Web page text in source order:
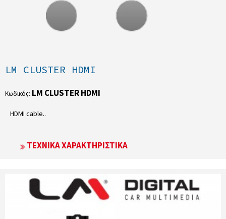
LM CLUSTER HDMI
Κωδικός: LM CLUSTER HDMI
HDMI cable..
ΤΕΧΝΙΚΆ ΧΑΡΑΚΤΗΡΙΣΤΙΚΆ